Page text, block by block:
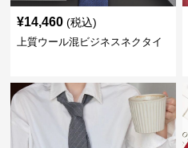
¥14,460 (税込)
上質ウール混ビジネスネクタイ